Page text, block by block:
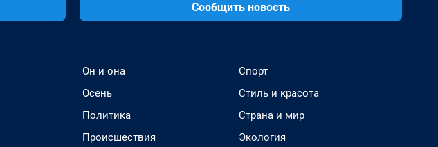
Сообщить новость
Он и она
Осень
Политика
Происшествия
Спорт
Стиль и красота
Страна и мир
Экология